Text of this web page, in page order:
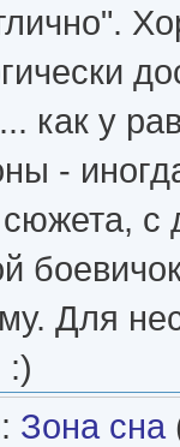
как у
-
с
Для
:)
: Зона сна